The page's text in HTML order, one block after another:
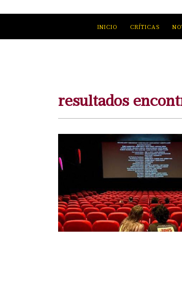
INICIO CRÍTICAS
resultados